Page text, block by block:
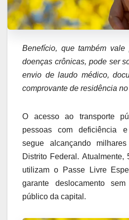
Benefício, que também vale
doenças crônicas, pode ser
envio de laudo médico,
comprovante de residência
O acesso ao transporte
pessoas com deficiência
segue alcançando
Distrito Federal. Atualmente,
utilizam o Passe Livre
garante deslocamento
público da capital.